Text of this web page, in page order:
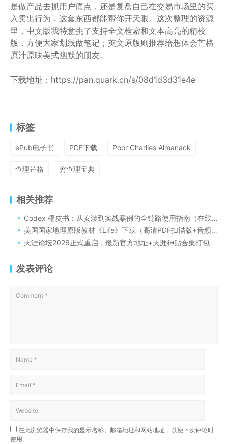
是做产品去抓用户痛点，还是复盘自己在交易市场里的买
入卖出行为，这套东西都能帮你开天眼。这次整理的资源
里，中文版我特意挑了支持全文检索和文本高亮的精校
版，方便大家划线做笔记；英文原版则推荐给想体会芒格
原汁原味美式幽默的朋友。
下载地址：https://pan.quark.cn/s/08d1d3d31e4e
标签
ePub电子书 PDF下载 Poor Charlies Almanack
查理芒格 穷查理宝典
相关推荐
Codex 橙皮书：从安装到实战案例的全链路使用指南（在线阅读与 PDF ）
美国国家地理原版教材《Life》下载（高清PDF扫描版+音频+视频+学生+教师用书）
天涯论坛2026正式重启，最新官方地址+天涯神贴合集打包
发表评论
在此浏览器中保存我的显示名称、邮箱地址和网站地址，以便下次评论时
使用。